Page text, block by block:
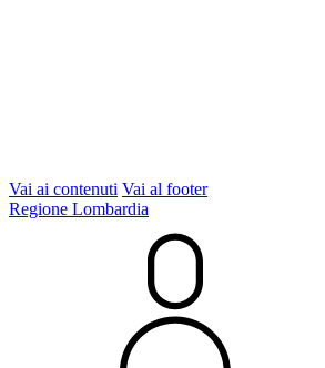
Vai ai contenuti Vai al footer
Regione Lombardia